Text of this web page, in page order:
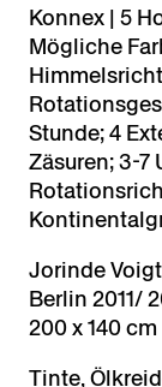
Konnex | 5
Mögliche
Stunde; 4
Zäsuren; 3-7
Jorinde Voigt
Berlin 2011/
200 x 140 cm
Tinte,